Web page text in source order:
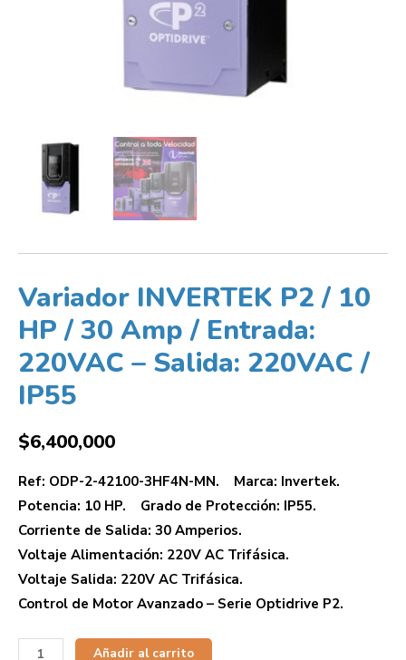
Variador INVERTEK P2 / 10
HP / 30 Amp / Entrada:
220VAC – Salida: 220VAC /
IP55
$6,400,000
Ref: ODP-2-42100-3HF4N-MN. Marca: Invertek.
Potencia: 10 HP. Grado de Protección: IP55.
Corriente de Salida: 30 Amperios.
Voltaje Alimentación: 220V AC Trifásica.
Voltaje Salida: 220V AC Trifásica.
Control de Motor Avanzado – Serie Optidrive P2.
Añadir al carrito